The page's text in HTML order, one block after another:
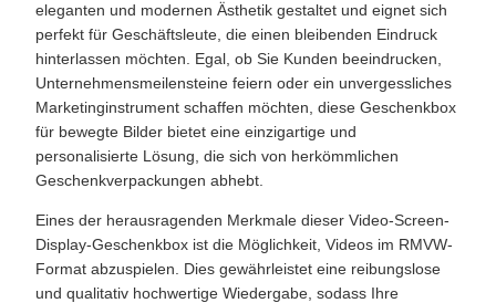
eleganten und modernen Ästhetik gestaltet und eignet sich
perfekt für Geschäftsleute, die einen bleibenden Eindruck
hinterlassen möchten. Egal, ob Sie Kunden beeindrucken,
Unternehmensmeilensteine ​​feiern oder ein unvergessliches
Marketinginstrument schaffen möchten, diese Geschenkbox
für bewegte Bilder bietet eine einzigartige und
personalisierte Lösung, die sich von herkömmlichen
Geschenkverpackungen abhebt.
Eines der herausragenden Merkmale dieser Video-Screen-
Display-Geschenkbox ist die Möglichkeit, Videos im RMVW-
Format abzuspielen. Dies gewährleistet eine reibungslose
und qualitativ hochwertige Wiedergabe, sodass Ihre